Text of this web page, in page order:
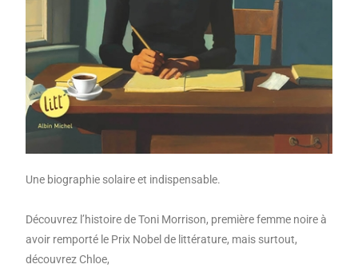
Une biographie solaire et indispensable.
Découvrez l’histoire de Toni Morrison, première femme noire à
avoir remporté le Prix Nobel de littérature, mais surtout,
découvrez Chloe,